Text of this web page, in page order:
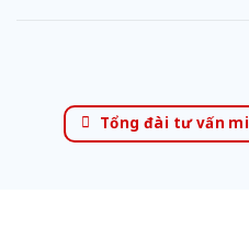
Tổng đài tư vấn